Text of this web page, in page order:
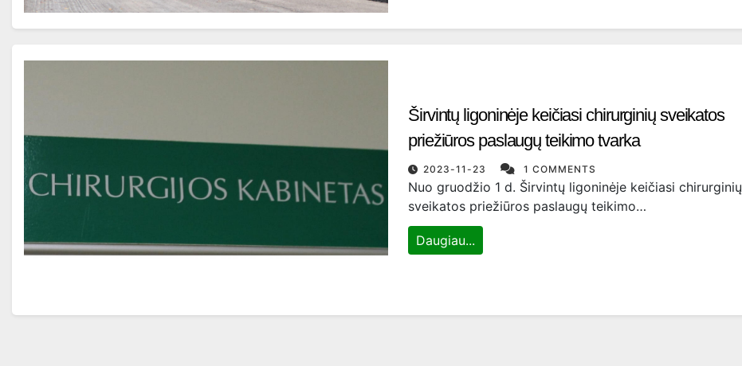
Širvintų ligoninėje keičiasi chirurginių sveikatos
priežiūros paslaugų teikimo tvarka
2023-11-23 1 COMMENTS
Nuo gruodžio 1 d. Širvintų ligoninėje keičiasi chirurginių
sveikatos priežiūros paslaugų teikimo…
Daugiau...